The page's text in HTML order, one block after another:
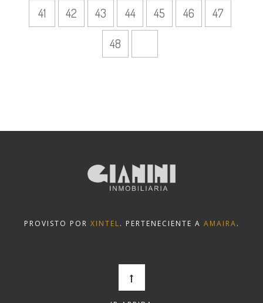
41
42 43 44 45 46
47
48
PROVISTO POR XINTEL. PERTENECIENTE A AMAIRA.